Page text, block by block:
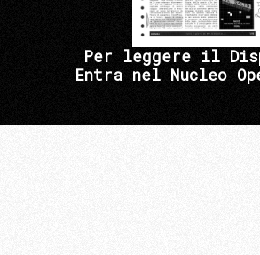
Per leggere il
Entra nel Nucleo